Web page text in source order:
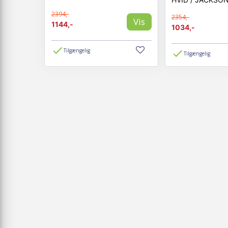
2394,-
1144,-
Vis
Tilgængelig
2354,-
1034,-
Tilgængelig